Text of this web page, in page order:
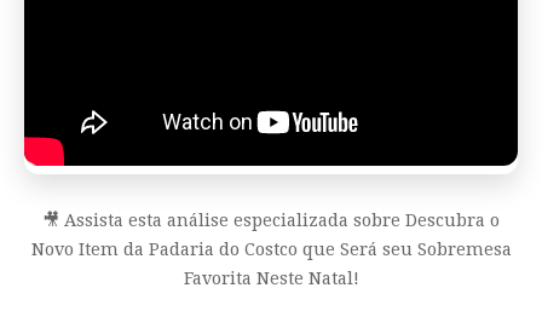
🎥 Assista esta análise especializada sobre Descubra o
Novo Item da Padaria do Costco que Será seu Sobremesa
Favorita Neste Natal!